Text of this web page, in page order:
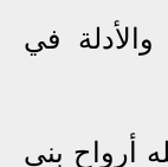
في
أرواح بني